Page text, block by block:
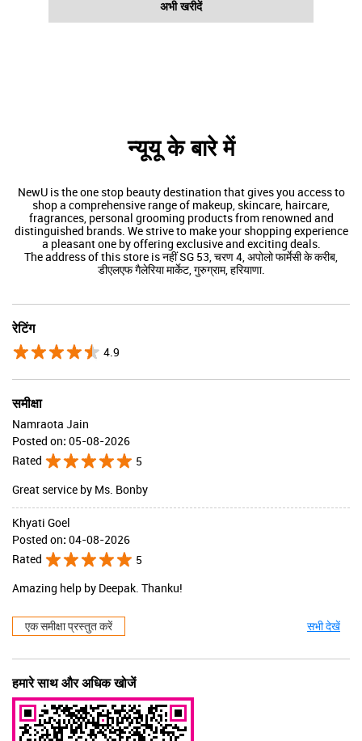
अभी खरीदें
न्यूयू के बारे में
NewU is the one stop beauty destination that gives you access to
shop a comprehensive range of makeup, skincare, haircare,
fragrances, personal grooming products from renowned and
distinguished brands. We strive to make your shopping experience
a pleasant one by offering exclusive and exciting deals.
The address of this store is नहीं SG 53, चरण 4, अपोलो फार्मेसी के करीब,
डीएलएफ गैलेरिया मार्केट, गुरुग्राम, हरियाणा.
रेटिंग
4.9
समीक्षा
Namraota Jain
Posted on: 05-08-2026
Rated
5
Great service by Ms. Bonby
Khyati Goel
Posted on: 04-08-2026
Rated
5
Amazing help by Deepak. Thanku!
एक समीक्षा प्रस्तुत करें सभी देखें
हमारे साथ और अधिक खोजें